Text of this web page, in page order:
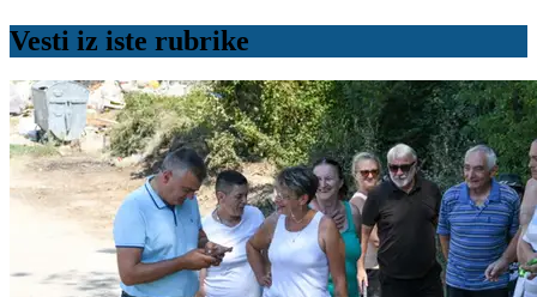
Vesti iz iste rubrike